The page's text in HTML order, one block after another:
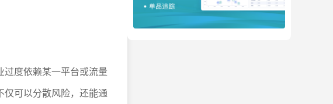
过度依赖某一平台或流量
可以分散风险，还能通